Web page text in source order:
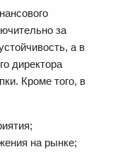
за
а в
директора
Кроме того, в
на рынке;